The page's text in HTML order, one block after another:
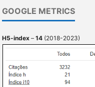
GOOGLE METRICS
H5-index – 14 (2018-2023)